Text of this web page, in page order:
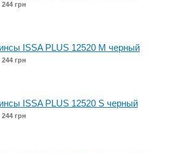
244 грн
ISSA PLUS 12520 M черный
244 грн
ISSA PLUS 12520 S черный
244 грн